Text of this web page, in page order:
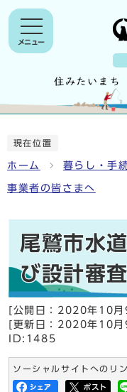
メニュー
現在位置
ホーム 暮らし・手
事業者の皆さまへ
尾鷲市水
び設計審
[公開日： 2020年10月
[更新日： 2020年10月
ID:1485
ソーシャルサイトへのリ